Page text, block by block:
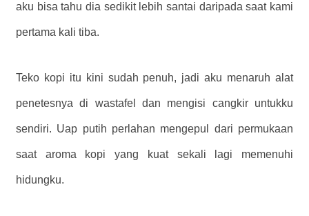
aku bisa tahu dia sedikit lebih santai daripada saat kami
pertama kali tiba.
Teko kopi itu kini sudah penuh, jadi aku menaruh alat
penetesnya di wastafel dan mengisi cangkir untukku
sendiri. Uap putih perlahan mengepul dari permukaan
saat aroma kopi yang kuat sekali lagi memenuhi
hidungku.